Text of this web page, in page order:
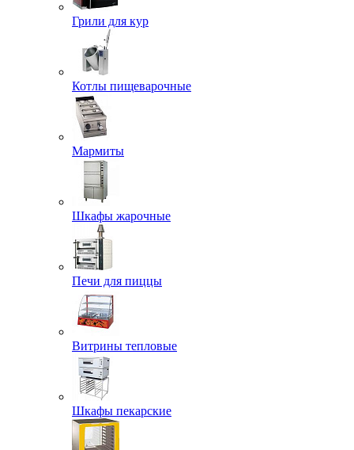
Грили для кур
Котлы пищеварочные
Мармиты
Шкафы жарочные
Печи для пиццы
Витрины тепловые
Шкафы пекарские